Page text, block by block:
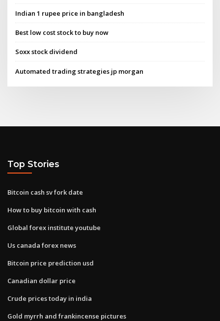
Indian 1 rupee price in bangladesh
Best low cost stock to buy now
Soxx stock dividend
Automated trading strategies jp morgan
Top Stories
Bitcoin cash sv fork date
How to buy bitcoin with cash
Global forex institute youtube
Us canada forex news
Bitcoin price prediction usd
Canadian dollar price
Crude prices today in india
Gold myrrh and frankincense pictures